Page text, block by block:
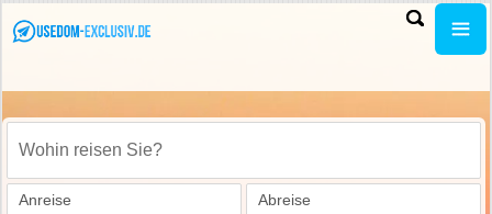
Wohin reisen Sie?
Anreise Abreise